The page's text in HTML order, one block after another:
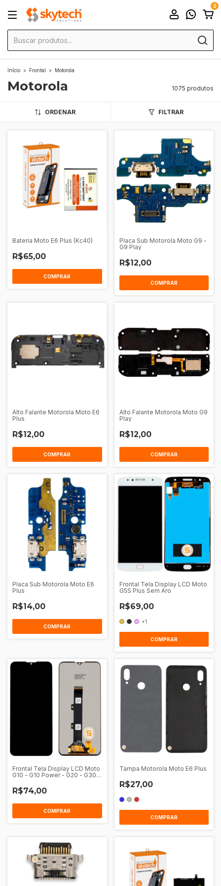
0
Início > Frontal > Motorola
Motorola 1075 produtos
ORDENAR FILTRAR
Bateria Moto E6 Plus (Kc40)
R$65,00
COMPRAR
Placa Sub Motorola Moto G9 -
G9 Play
R$12,00
Alto Falante Motorola Moto E6
Plus
R$12,00
Alto Falante Motorola Moto G9
Play
R$12,00
Placa Sub Motorola Moto E6
Plus
R$14,00
Frontal Tela Display LCD Moto
G5S Plus Sem Aro
R$69,00
+1
COMPRAR
Frontal Tela Display LCD Moto
G10 - G10 Power - G20 - G30
R$74,00
COMPRAR
Tampa Motorola Moto E6 Plus
R$27,00
COMPRAR